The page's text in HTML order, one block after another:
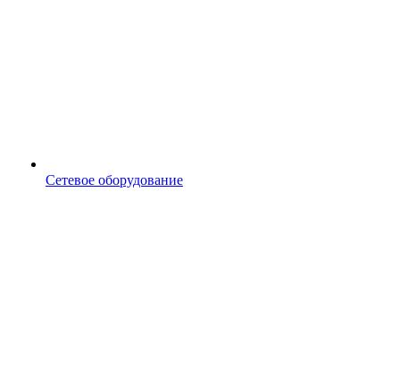
Сетевое оборудование